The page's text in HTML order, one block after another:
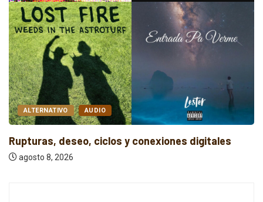
ALTERNATIVO AUDIO
Sonidos que Cruzan Fronteras
agosto 8, 2026